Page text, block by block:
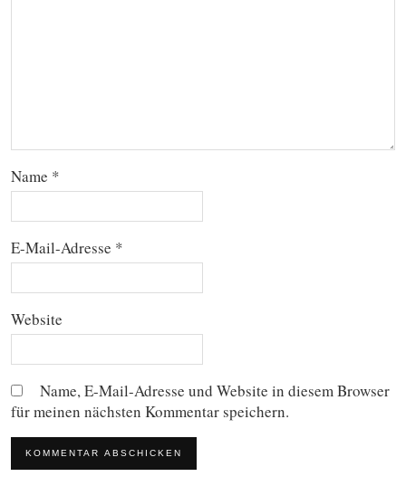
Name *
E-Mail-Adresse *
Website
Name, E-Mail-Adresse und Website in diesem Browser
für meinen nächsten Kommentar speichern.